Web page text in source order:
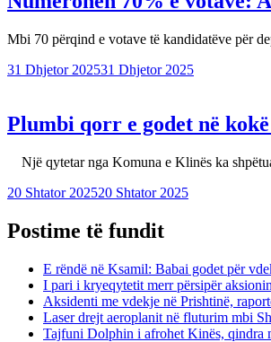
Mbi 70 përqind e votave të kandidatëve për
31 Dhjetor 202531 Dhjetor 2025
Plumbi qorr e godet në
Një qytetar nga Komuna e Klinës ka
20 Shtator 202520 Shtator 2025
Postime të fundit
E rëndë në Ksamil: Babai godet për
I pari i kryeqytetit merr përsipër
Aksidenti me vdekje në Prishtinë,
Laser drejt aeroplanit në fluturim mbi
Tajfuni Dolphin i afrohet Kinës, qindra